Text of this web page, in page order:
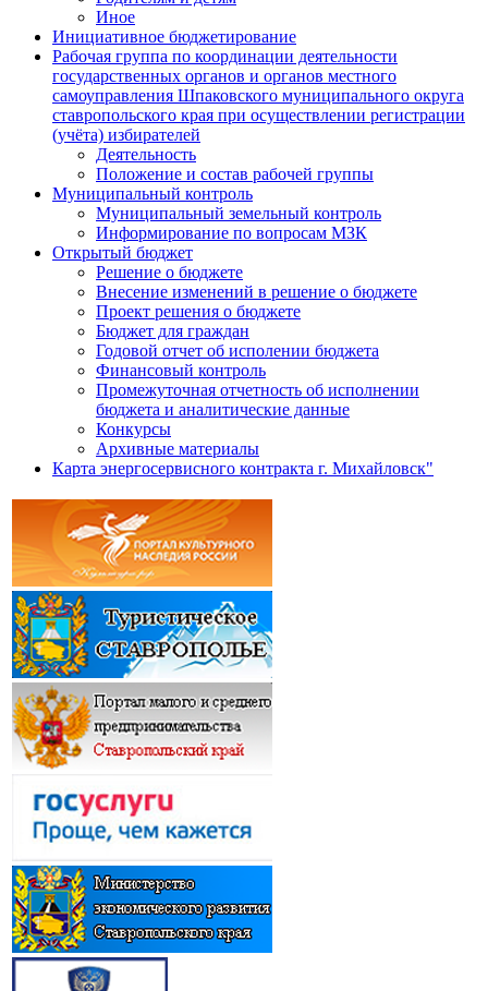
Иное
Инициативное бюджетирование
Рабочая группа по координации деятельности
государственных органов и органов местного
самоуправления Шпаковского муниципального округа
ставропольского края при осуществлении регистрации
(учёта) избирателей
Деятельность
Положение и состав рабочей группы
Муниципальный контроль
Муниципальный земельный контроль
Информирование по вопросам МЗК
Открытый бюджет
Решение о бюджете
Внесение изменений в решение о бюджете
Проект решения о бюджете
Бюджет для граждан
Годовой отчет об исполении бюджета
Финансовый контроль
Промежуточная отчетность об исполнении
бюджета и аналитические данные
Конкурсы
Архивные материалы
Карта энергосервисного контракта г. Михайловск"